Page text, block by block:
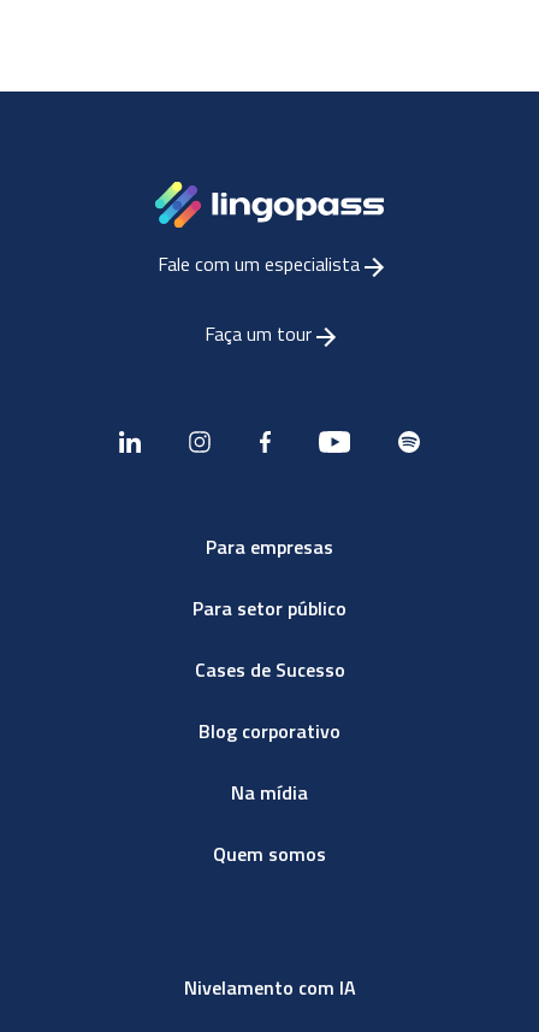
Fale com um especialista
Faça um tour
Para empresas
Para setor público
Cases de Sucesso
Blog corporativo
Na mídia
Quem somos
Nivelamento com IA